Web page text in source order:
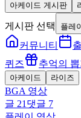
아케이드 게시판
게시판 선택 플레
커뮤니티
퀴즈
추억의 뽑
아케이드 라이즈
BGA 영상
글 21 댓글 7